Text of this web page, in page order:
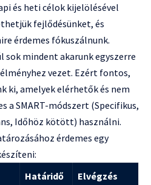
és heti célok kijelölésével
fejlődésünket, és
érdemes fókuszálnunk.
sok mindent akarunk egyszerre
vezet. Ezért fontos,
ki, amelyek elérhetők és nem
a SMART-módszert (Specifikus,
Időhöz kötött) használni.
érdemes egy
Határidő
Elvégzés